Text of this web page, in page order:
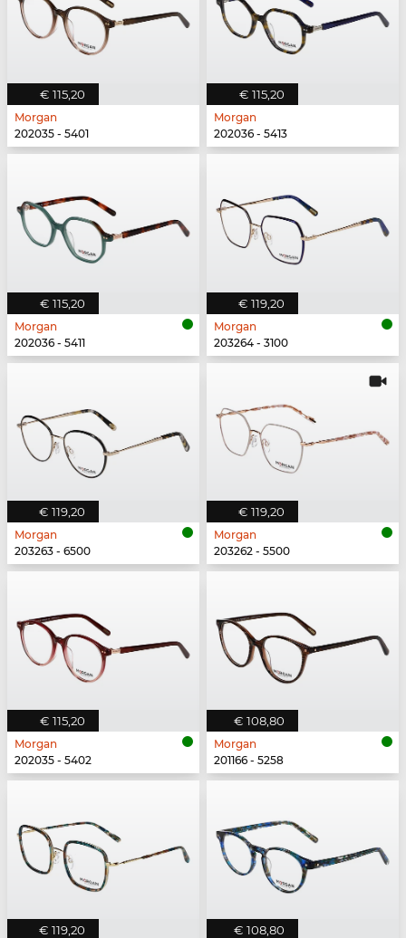
€ 115,20
Morgan
202035 - 5401
€ 115,20
Morgan
202036 - 5413
€ 115,20
Morgan
202036 - 5411
€ 119,20
Morgan
203264 - 3100
€ 119,20
Morgan
203263 - 6500
€ 119,20
Morgan
203262 - 5500
€ 115,20
Morgan
202035 - 5402
€ 108,80
Morgan
201166 - 5258
€ 119,20 € 108,80